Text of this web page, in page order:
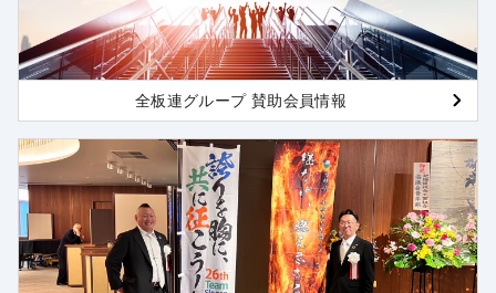
全板連グループ 賛助会員情報